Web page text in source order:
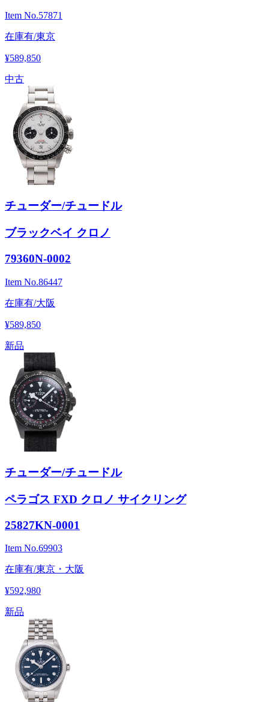
Item No.57871
在庫有/東京
¥589,850
中古
チューダー/チュードル
ブラックベイ クロノ
79360N-0002
Item No.86447
在庫有/大阪
¥589,850
新品
チューダー/チュードル
ペラゴス FXD クロノ サイクリング
25827KN-0001
Item No.69903
在庫有/東京・大阪
¥592,980
新品